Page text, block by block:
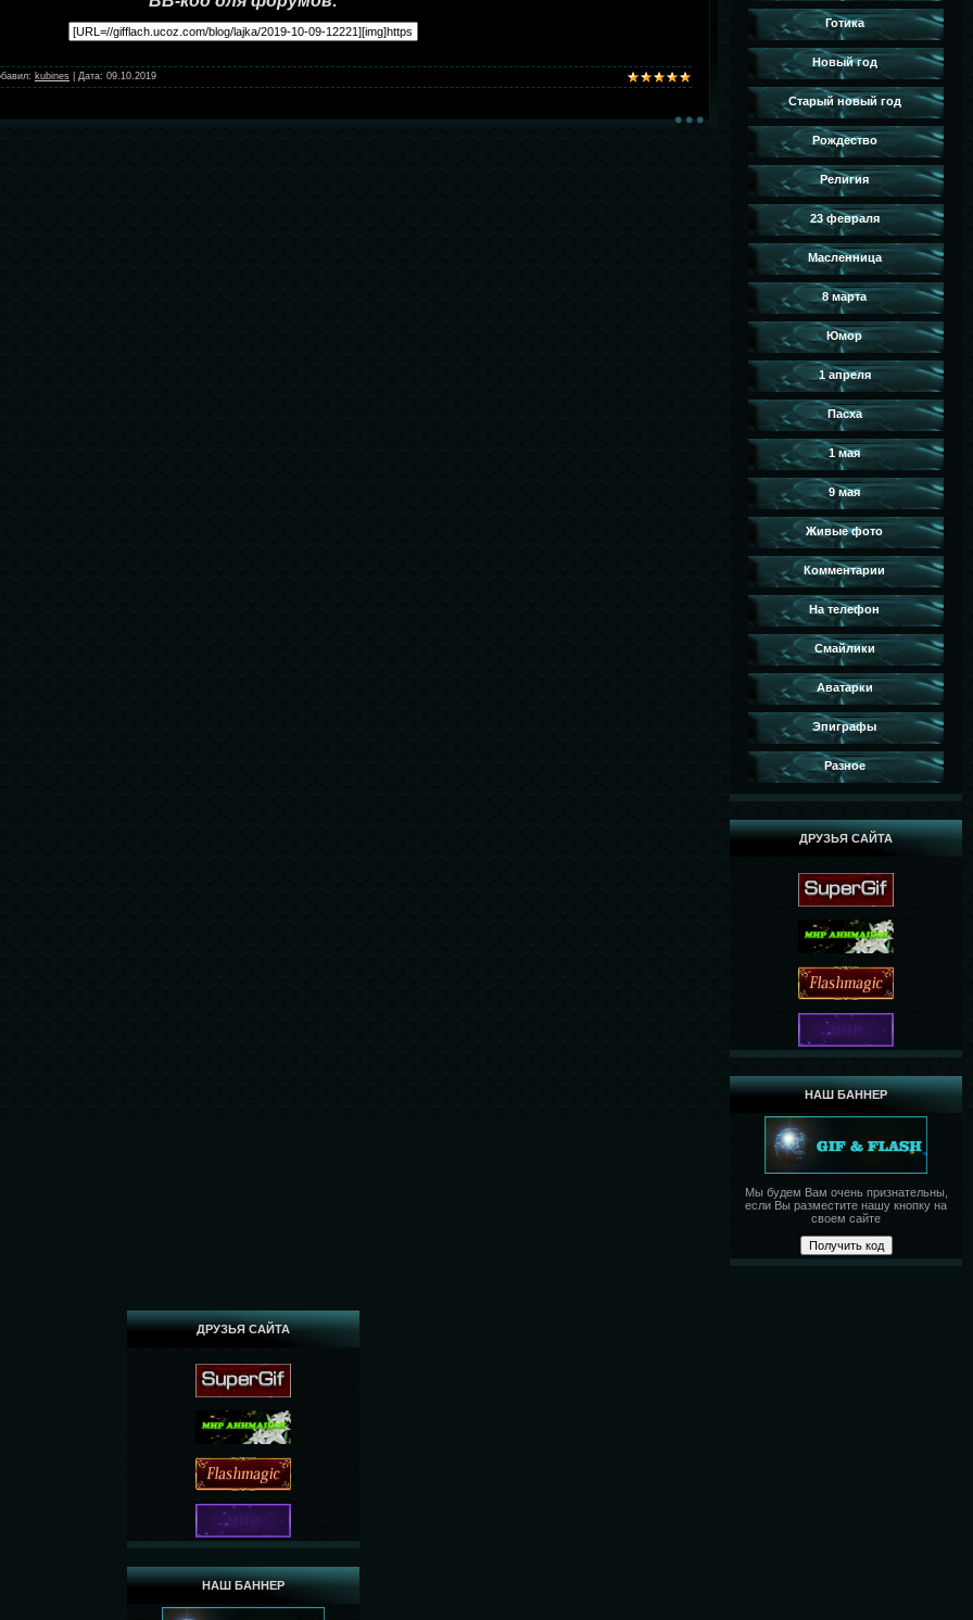
kubines Дата: 09.10.2019
Готика
Новый год
Старый новый год
Рождество
Религия
23 февраля
Масленница
8 марта
Юмор
1 апреля
Пасха
1 мая
9 мая
Живые фото
Комментарии
На телефон
Смайлики
Аватарки
Эпиграфы
Разное
ДРУЗЬЯ САЙТА
НАШ БАННЕР
Мы будем Вам очень признательны,
если Вы разместите нашу кнопку на
своем сайте
ДРУЗЬЯ САЙТА
НАШ БАННЕР